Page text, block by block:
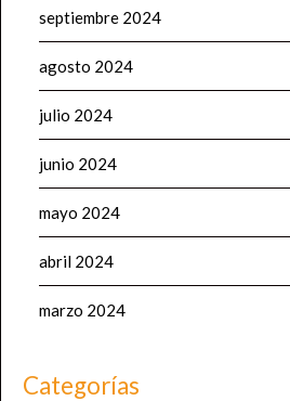
septiembre 2024
agosto 2024
julio 2024
junio 2024
mayo 2024
abril 2024
marzo 2024
Categorías